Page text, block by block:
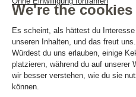
Nombre de couverts en
Conforts et services
We're the cookies
Es scheint, als hättest du
unseren Inhalten, und das freut uns.
Würdest du uns erlauben, einige
platzieren, während du auf unserer
wir besser verstehen, wie du sie
können.
Axeptio